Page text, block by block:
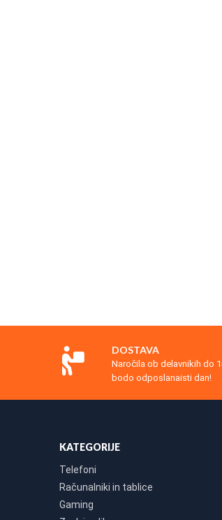
DOSTAVA
Naročila ob delavnikih do
bodo odposlanaisti dan!
KATEGORIJE
Telefoni
Računalniki in tablice
Gaming